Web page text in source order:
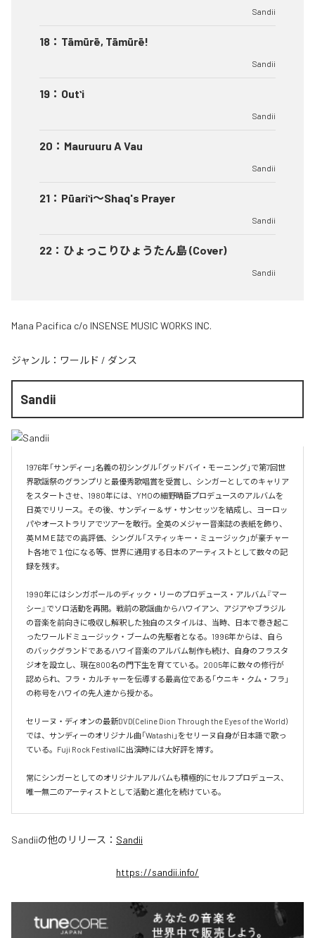
Sandii
18 ： Tāmūrē, Tāmūrē!
Sandii
19 ： Outʻi
Sandii
20 ： Mauruuru A Vau
Sandii
21 ： Pūariʻi～Shaq's Prayer
Sandii
22 ： ひょっこりひょうたん島 (Cover)
Sandii
Mana Pacifica c/o INSENSE MUSIC WORKS INC.
ジャンル： ワールド / ダンス
Sandii
1976年「サンディー」名義の初シングル「グッドバイ・モーニング」で第7回世
界歌謡祭のグランプリと最優秀歌唱賞を受賞し、シンガーとしてのキャリア
をスタートさせ、1980年には、YMOの細野晴臣プロデュースのアルバムを
日英でリリース。その後、サンディー＆ザ・サンセッツを結成し、ヨーロッ
パやオーストラリアでツアーを敢行。全英のメジャー音楽誌の表紙を飾り、
英ＭＭＥ誌での高評価、シングル「スティッキー・ミュージック」が豪チャー
ト各地で１位になる等、世界に通用する日本のアーティストとして数々の記
録を残す。
1990年にはシンガポールのディック・リーのプロデュース・アルバム『マー
シー』でソロ活動を再開。戦前の歌謡曲からハワイアン、アジアやブラジル
の音楽を前向きに吸収し解釈した独自のスタイルは、当時、日本で巻き起こ
ったワールドミュージック・ブームの先駆者となる。1996年からは、自ら
のバックグランドであるハワイ音楽のアルバム制作も続け、自身のフラスタ
ジオを設立し、現在800名の門下生を育てている。2005年に数々の修行が
認められ、フラ・カルチャーを伝導する最高位である「ウニキ・クム・フラ」
の称号をハワイの先人達から授かる。
セリーヌ・ディオンの最新DVD(Celine Dion Through the Eyes of the World)
では、サンディーのオリジナル曲「Watashi」をセリーヌ自身が日本語で歌っ
ている。Fuji Rock Festivalに出演時には大好評を博す。
常にシンガーとしてのオリジナルアルバムも積極的にセルフプロデュース、
Sandiiの他のリリース： Sandii
https://sandii.info/